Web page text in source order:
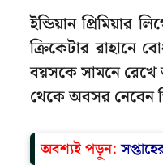
ইন্ডিয়ান
ক্রিকেটার রাহানে
বয়সকে সামনে রেখে
থেকে অবসর নেবেন
অবশ্যই পড়ুন: